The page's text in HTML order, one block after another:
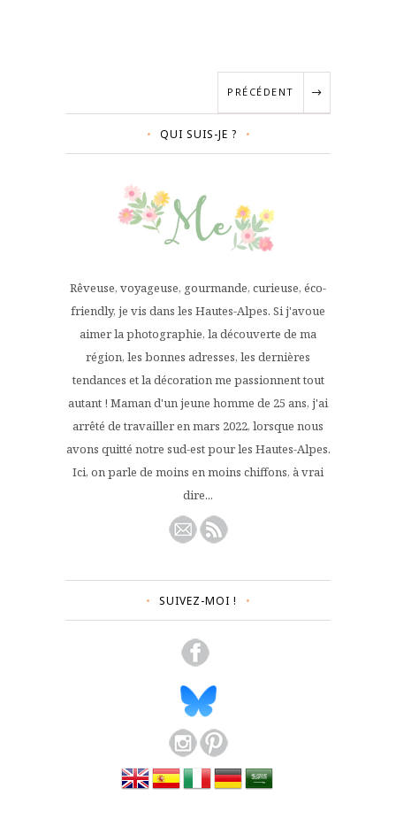
PRÉCÉDENT
QUI SUIS-JE ?
Rêveuse, voyageuse, gourmande, curieuse, éco-
friendly, je vis dans les Hautes-Alpes. Si j'avoue
aimer la photographie, la découverte de ma
région, les bonnes adresses, les dernières
tendances et la décoration me passionnent tout
autant ! Maman d'un jeune homme de 25 ans, j'ai
arrêté de travailler en mars 2022, lorsque nous
avons quitté notre sud-est pour les Hautes-Alpes.
Ici, on parle de moins en moins chiffons, à vrai
dire...
SUIVEZ-MOI !